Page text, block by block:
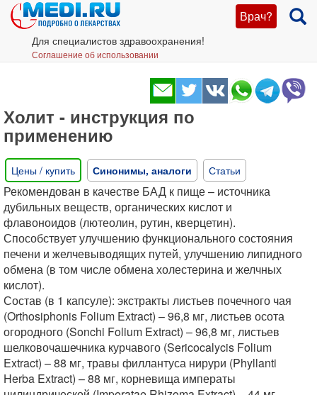
Врач?
Для специалистов здравоохранения!
Соглашение об использовании
Холит - инструкция по
применению
Цены / купить Синонимы, аналоги Статьи
Рекомендован в качестве БАД к пище – источника
дубильных веществ, органических кислот и
флавоноидов (лютеолин, рутин, кверцетин).
Способствует улучшению функционального состояния
печени и желчевыводящих путей, улучшению липидного
обмена (в том числе обмена холестерина и желчных
кислот).
Состав (в 1 капсуле): экстракты листьев почечного чая
(Orthosiphonis Folium Extract) – 96,8 мг, листьев осота
огородного (Sonchi Folium Extract) – 96,8 мг, листьев
шелковочашечника курчавого (Sericocalycis Folium
Extract) – 88 мг, травы филлантуса нирури (Phyllanti
Herba Extract) – 88 мг, корневища императы